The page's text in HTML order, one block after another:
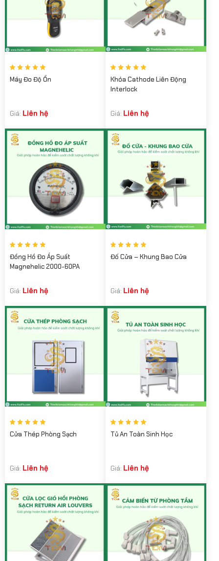
Máy Đo Độ Ồn
Giá: Liên hệ
Khóa Cathode Liên Động
Interlock
Giá: Liên hệ
Đồng Hồ Đo Áp Suất
Magnehelic 2000-60PA
Giá: Liên hệ
Đố Cửa – Khung Bao Cửa
Giá: Liên hệ
Cửa Thép Phòng Sạch
Giá: Liên hệ
Tủ An Toàn Sinh Học
Giá: Liên hệ